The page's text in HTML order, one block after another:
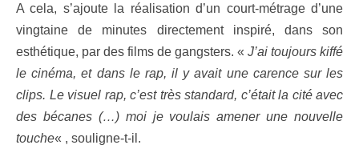
A cela, s’ajoute la réalisation d’un court-métrage d’une
vingtaine de minutes directement inspiré, dans son
esthétique, par des films de gangsters. « J’ai toujours kiffé
le cinéma, et dans le rap, il y avait une carence sur les
clips. Le visuel rap, c’est très standard, c’était la cité avec
des bécanes (…) moi je voulais amener une nouvelle
touche« , souligne-t-il.